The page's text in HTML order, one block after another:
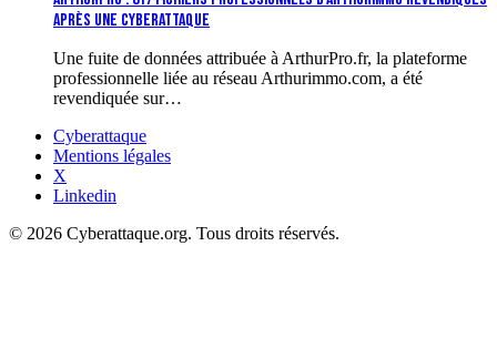
après une cyberattaque
Une fuite de données attribuée à ArthurPro.fr, la plateforme
professionnelle liée au réseau Arthurimmo.com, a été
revendiquée sur…
Cyberattaque
Mentions légales
X
Linkedin
© 2026 Cyberattaque.org. Tous droits réservés.